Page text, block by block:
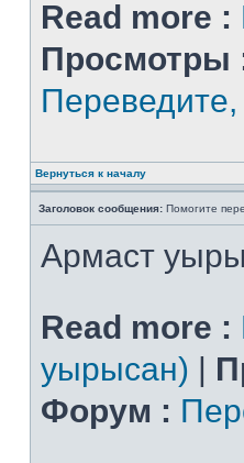
Read more :
Просмотры
Вернуться к началу
Заголовок сообщения: Помогите
Армаст
Read more :
уырысан) |
Форум :